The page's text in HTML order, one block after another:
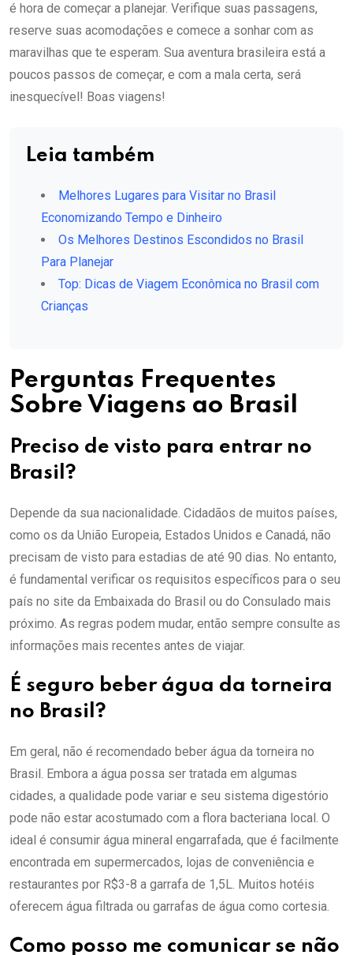
é hora de começar a planejar. Verifique suas passagens,
reserve suas acomodações e comece a sonhar com as
maravilhas que te esperam. Sua aventura brasileira está a
poucos passos de começar, e com a mala certa, será
inesquecível! Boas viagens!
Leia também
Melhores Lugares para Visitar no Brasil
Economizando Tempo e Dinheiro
Os Melhores Destinos Escondidos no Brasil
Para Planejar
Top: Dicas de Viagem Econômica no Brasil com
Crianças
Perguntas Frequentes
Sobre Viagens ao Brasil
Preciso de visto para entrar no
Brasil?
Depende da sua nacionalidade. Cidadãos de muitos países,
como os da União Europeia, Estados Unidos e Canadá, não
precisam de visto para estadias de até 90 dias. No entanto,
é fundamental verificar os requisitos específicos para o seu
país no site da Embaixada do Brasil ou do Consulado mais
próximo. As regras podem mudar, então sempre consulte as
informações mais recentes antes de viajar.
É seguro beber água da torneira
no Brasil?
Em geral, não é recomendado beber água da torneira no
Brasil. Embora a água possa ser tratada em algumas
cidades, a qualidade pode variar e seu sistema digestório
pode não estar acostumado com a flora bacteriana local. O
ideal é consumir água mineral engarrafada, que é facilmente
encontrada em supermercados, lojas de conveniência e
restaurantes por R$3-8 a garrafa de 1,5L. Muitos hotéis
oferecem água filtrada ou garrafas de água como cortesia.
Como posso me comunicar se não